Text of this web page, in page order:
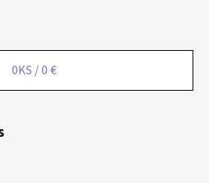
0KS /0 €